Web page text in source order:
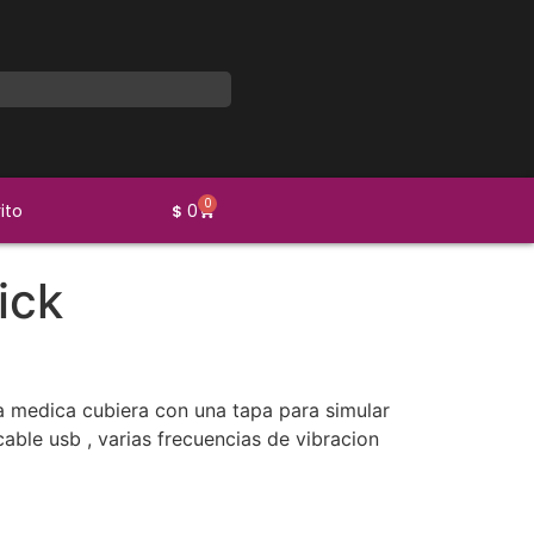
$ 0 0
cubiera con una tapa para simular
usb , varias frecuencias de vibracion